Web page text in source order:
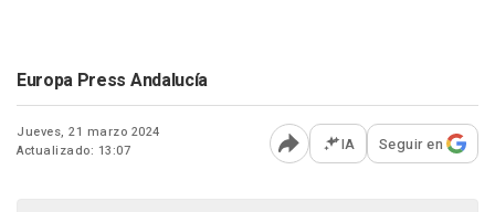
Europa Press Andalucía
Jueves, 21 marzo 2024
Actualizado: 13:07
Abrir opciones para
IA Seguir en